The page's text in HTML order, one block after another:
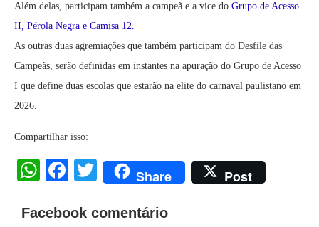
Além delas, participam também a campeã e a vice do Grupo de Acesso
II, Pérola Negra e Camisa 12.
As outras duas agremiações que também participam do Desfile das
Campeãs, serão definidas em instantes na apuração do Grupo de Acesso
I que define duas escolas que estarão na elite do carnaval paulistano em
2026.
Compartilhar isso:
WhatsApp
Facebook
Twitter
Share Post
Facebook comentário